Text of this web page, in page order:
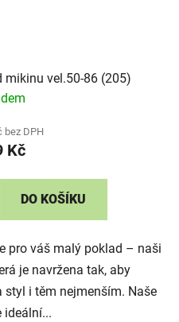
mikinu vel.50-86 (205)
bez DPH
Kč
DO KOŠÍKU
pro váš malý poklad – naši
je navržena tak, aby
i těm nejmenším. Naše
ideální...